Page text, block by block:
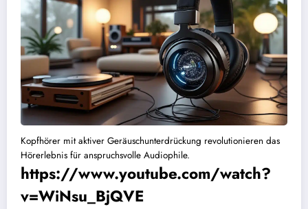
Kopfhörer mit aktiver Geräuschunterdrückung revolutionieren das
Hörerlebnis für anspruchsvolle Audiophile.
https://www.youtube.com/watch?
v=WiNsu_BjQVE